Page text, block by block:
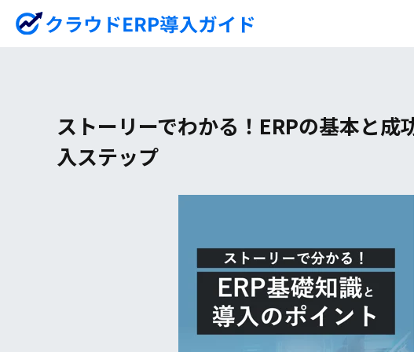
ストーリーでわかる！ERPの基本と成
入ステップ